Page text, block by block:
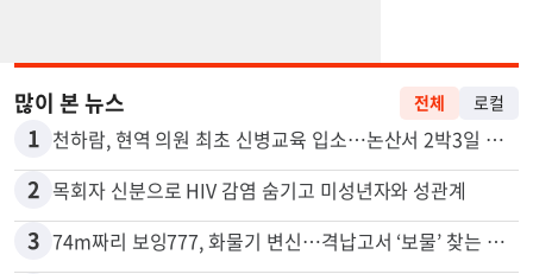
많이 본 뉴스 전체 로컬
1 천하람, 현역 의원 최초 신병교육 입소…논산서 2박3일 생활
2 목회자 신분으로 HIV 감염 숨기고 미성년자와 성관계
3 74m짜리 보잉777, 화물기 변신…격납고서 ‘보물’ 찾는 인천공항